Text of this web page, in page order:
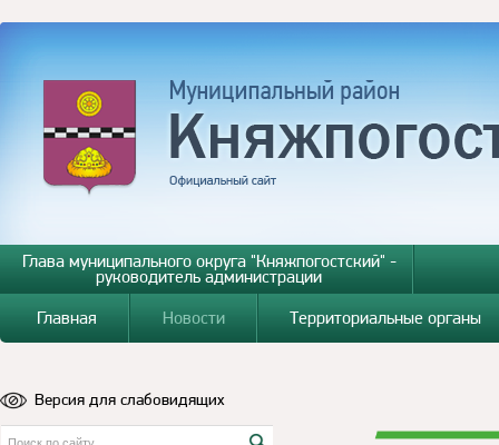
Глава муниципального округа "Княжпогостский" -
руководитель администрации
Главная
Новости Территориальные органы
Версия для слабовидящих